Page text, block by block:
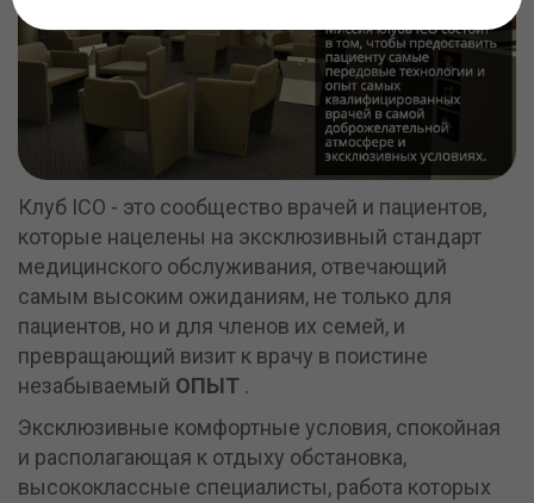
Клуб ICO - это сообщество врачей и пациентов,
которые нацелены на эксклюзивный стандарт
медицинского обслуживания, отвечающий
самым высоким ожиданиям, не только для
пациентов, но и для членов их семей, и
превращающий визит к врачу в поистине
незабываемый ОПЫТ .
Эксклюзивные комфортные условия, спокойная
и располагающая к отдыху обстановка,
высококлассные специалисты, работа которых